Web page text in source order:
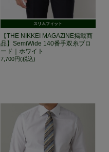
スリムフィット
【THE NIKKEI MAGAZINE掲載商
品】SemiWide 140番手双糸ブロ
ード｜ホワイト
7,700円(税込)